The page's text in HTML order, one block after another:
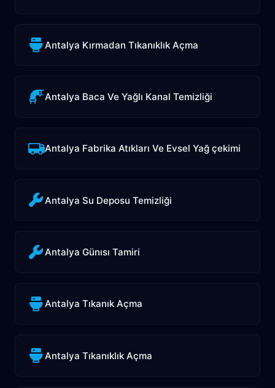
Antalya Kırmadan Tıkanıklık Açma
Antalya Baca Ve Yağlı Kanal Temizliği
Antalya Fabrika Atıkları Ve Evsel Yağ çekimi
Antalya Su Deposu Temizliği
Antalya Günısı Tamiri
Antalya Tıkanık Açma
Antalya Tıkanıklık Açma